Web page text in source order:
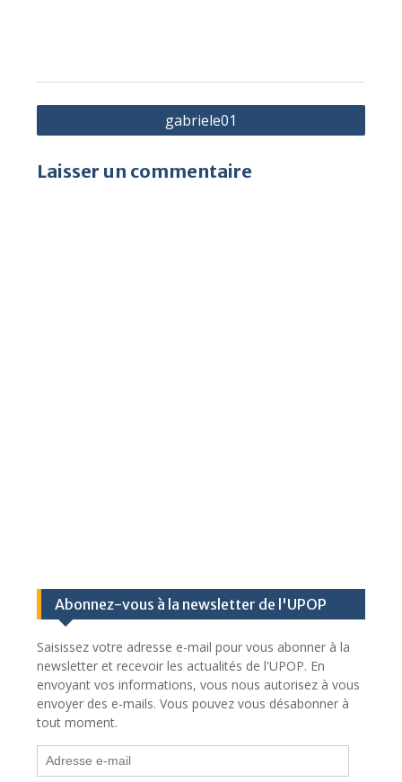
Navigation
de
l’article
gabriele01
Laisser un commentaire
Abonnez-vous à la newsletter de l'UPOP
Saisissez votre adresse e-mail pour vous abonner à la
newsletter et recevoir les actualités de l'UPOP. En
envoyant vos informations, vous nous autorisez à vous
envoyer des e-mails. Vous pouvez vous désabonner à
tout moment.
Adresse
e-